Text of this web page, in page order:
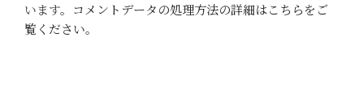
います。 コメントデータの処理方法の詳細はこちらをご
覧ください。